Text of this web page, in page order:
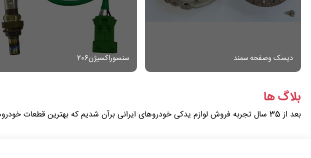
دیسک وصفحه سمند سنسوراکسیژن206
بلاگ ها
بعد از 35 سال تجربه فروش لوازم یدکی خودروهای ایرانی برآن شدیم که بهترین قطعات خودروهای داخلی را در بستر فروشگاه آنلاین در اسرع وقت به دست مشتریان برسانیم .